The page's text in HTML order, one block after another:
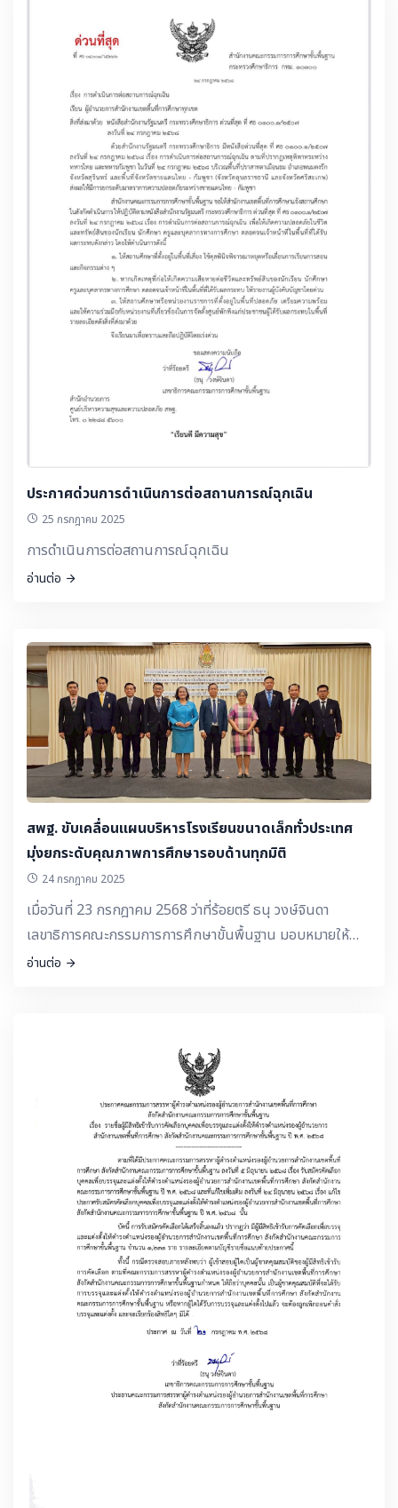
ประกาศด่วนการดำเนินการต่อสถานการณ์ฉุกเฉิน
25 กรกฎาคม 2025
การดำเนินการต่อสถานการณ์ฉุกเฉิน
อ่านต่อ
สพฐ. ขับเคลื่อนแผนบริหารโรงเรียนขนาดเล็กทั่วประเทศ
มุ่งยกระดับคุณภาพการศึกษารอบด้านทุกมิติ
24 กรกฎาคม 2025
เมื่อวันที่ 23 กรกฎาคม 2568 ว่าที่ร้อยตรี ธนุ วงษ์จินดา
เลขาธิการคณะกรรมการการศึกษาขั้นพื้นฐาน มอบหมายให้
นายพัฒนะ พัฒนทวีดล รองเลขาธิการคณะกรรมการการศึกษา
เล็กที่มีวิธีปฏิบัติที่เป็นเลิศ (Best Practice) ระหว่างวันที่ 23 –
25 กรกฎาคม 2568 ณ โรงแรมรอยัลซิตี้ กรุงเทพมหานคร โดย
มีผู้เข้าร่วมประชุม ประกอบด้วย ผู้อำนวยการสำนัก ผู้เชี่ยวชาญ
สพฐ. ผู้อำนวยการเขตตรวจราชการ รองผู้อำนวยการสำนักงาน
เขตพื้นที่การศึกษา ผู้อำนวยการสถานศึกษา ผู้อำนวยการกลุ่ม
นโยบายและแผน ศึกษานิเทศก์ และเจ้าหน้าที่ที่มีส่วนเกี่ยวข้อง
อ่านต่อ